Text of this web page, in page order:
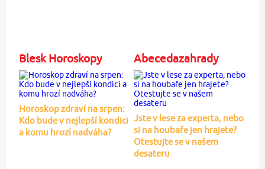
Blesk Horoskopy
Horoskop zdraví na srpen:
Kdo bude v nejlepší kondici
a komu hrozí nadváha?
Abecedazahrady
Jste v lese za experta, nebo
si na houbaře jen hrajete?
Otestujte se v našem
desateru